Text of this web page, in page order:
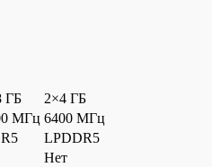
ГБ
2×4 ГБ
МГц 6400 МГц
LPDDR5
Нет